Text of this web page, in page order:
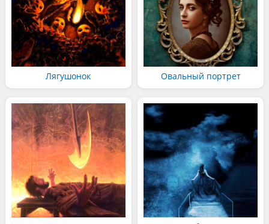
Лягушонок Овальный портрет